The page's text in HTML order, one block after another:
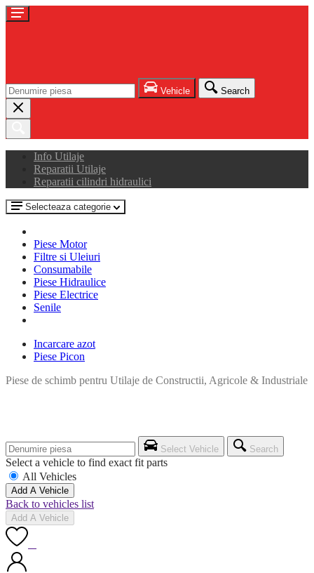
Vehicle Search
Info Utilaje
Reparatii Utilaje
Reparatii cilindri hidraulici
Selecteaza categorie
Piese Motor
Filtre si Uleiuri
Consumabile
Piese Hidraulice
Piese Electrice
Senile
Incarcare azot
Piese Picon
Piese de schimb pentru Utilaje de Constructii, Agricole & Industriale
Select Vehicle Search
Select a vehicle to find exact fit parts
All Vehicles
Add A Vehicle
Back to vehicles list
Add A Vehicle